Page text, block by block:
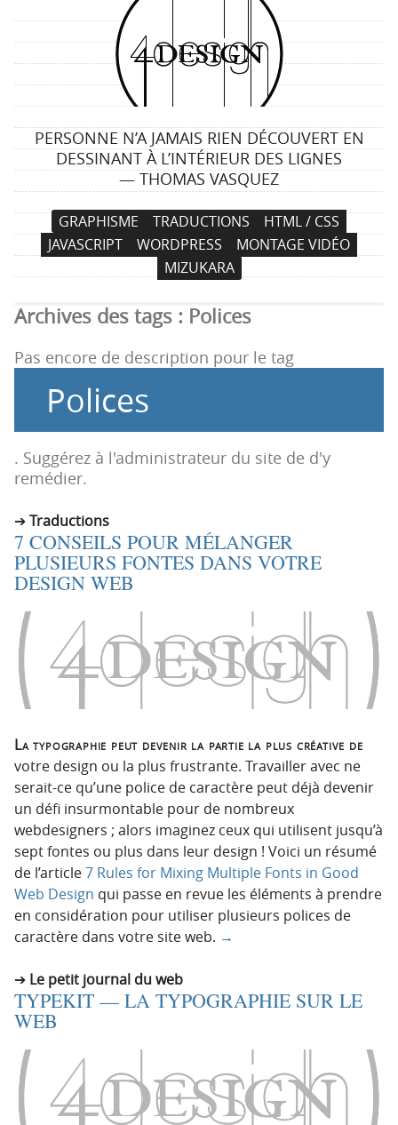
4
d
e
s
i
g
n
PERSONNE N’A JAMAIS RIEN DÉCOUVERT EN
DESSINANT À L’INTÉRIEUR DES LIGNES
— THOMAS VASQUEZ
g
a
t
i
p
i
c
i
p
a
e
r
a
u
c
t
n
GRAPHISME TRADUCTIONS
HTML / CSS
JAVASCRIPT
WORDPRESS
MONTAGE VIDÉO
MIZUKARA
Archives des tags : Polices
Pas encore de description pour le tag
Polices
. Suggérez à l'administrateur du site de d'y
remédier.
Traductions
7 CONSEILS POUR MÉLANGER
PLUSIEURS FONTES DANS VOTRE
DESIGN WEB
La typographie peut devenir la partie la plus créative de
votre design ou la plus frustrante. Travailler avec ne
serait-ce qu’une police de caractère peut déjà devenir
un défi insurmontable pour de nombreux
webdesigners ; alors imaginez ceux qui utilisent jusqu’à
sept fontes ou plus dans leur design ! Voici un résumé
de l’article7 Rules for Mixing Multiple Fonts in Good
Web Design qui passe en revue les éléments à prendre
en considération pour utiliser plusieurs polices de
caractère dans votre site web. →
Le petit journal du web
TYPEKIT — LA TYPOGRAPHIE SUR LE
WEB